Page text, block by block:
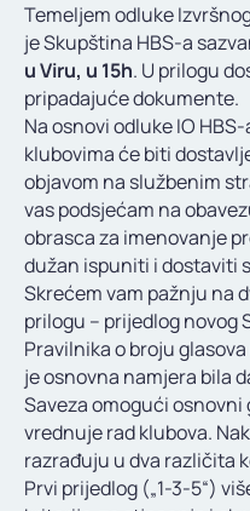
LINKOVI
KONTAKT
Temeljem odluke
je Skupština HBS-a
u Viru, u 15h. U prilogu
pripadajuće dokumente.
Na osnovi odluke IO
klubovima će biti
objavom na službenim
vas podsjećam na
obrasca za imenovanje
dužan ispuniti i dostaviti
Skrećem vam pažnju na
prilogu – prijedlog novog
Pravilnika o broju
je osnovna namjera bila
Saveza omogući osnovni
vrednuje rad klubova.
razrađuju u dva različita
Prvi prijedlog („1-3-5“)